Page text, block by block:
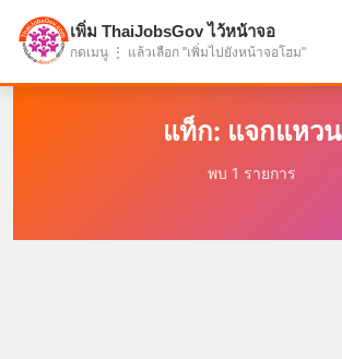
แบ่งปันโอกาส เพื่ออนาคตที่ก้าวหน้า
แท็ก: แจกแหวน
พบ 1 รายการ
เพิ่ม ThaiJobsGov ไว้หน้าจอ
กดเมนู ⋮ แล้วเลือก "เพิ่มไปยังหน้าจอโฮม"